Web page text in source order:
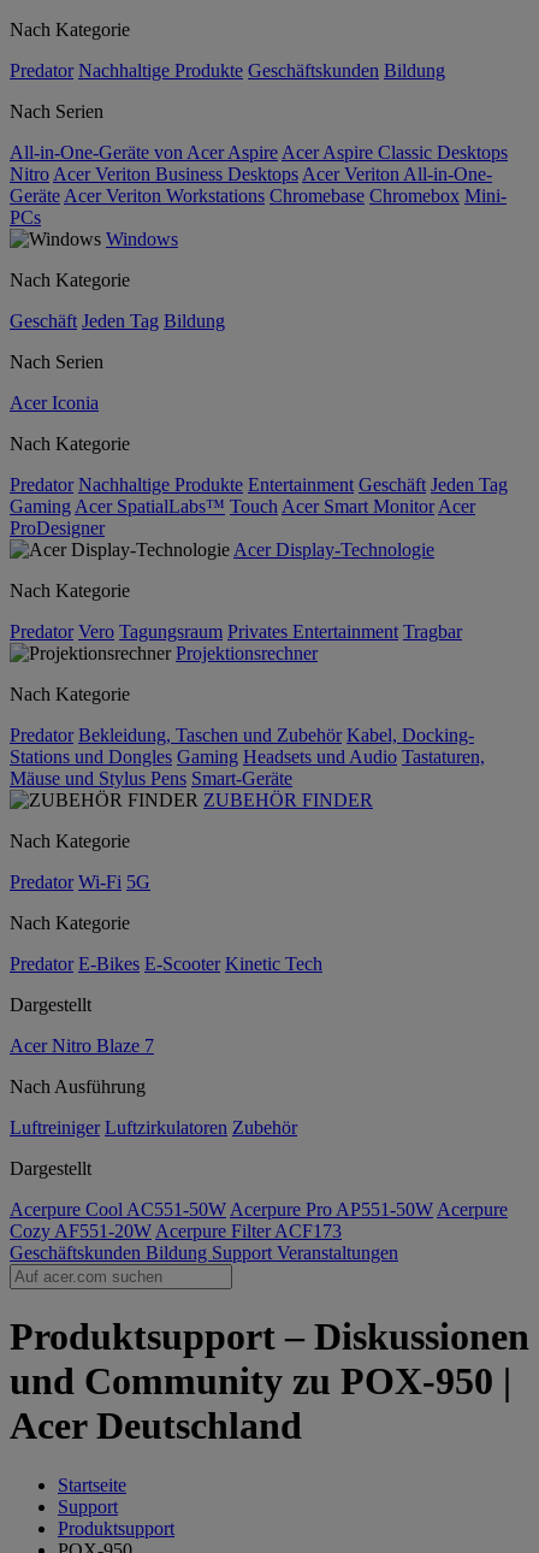
Nach Kategorie
Predator Nachhaltige Produkte Geschäftskunden Bildung
Nach Serien
All-in-One-Geräte von Acer Aspire Acer Aspire Classic Desktops
Nitro Acer Veriton Business Desktops Acer Veriton All-in-One-
Geräte Acer Veriton Workstations Chromebase Chromebox Mini-
PCs
Windows
Nach Kategorie
Geschäft Jeden Tag Bildung
Nach Serien
Acer Iconia
Nach Kategorie
Predator Nachhaltige Produkte Entertainment Geschäft Jeden Tag
Gaming Acer SpatialLabs™ Touch Acer Smart Monitor Acer
ProDesigner
Acer Display-Technologie
Nach Kategorie
Predator Vero Tagungsraum Privates Entertainment Tragbar
Projektionsrechner
Nach Kategorie
Predator Bekleidung, Taschen und Zubehör Kabel, Docking-
Stations und Dongles Gaming Headsets und Audio Tastaturen,
Mäuse und Stylus Pens Smart-Geräte
ZUBEHÖR FINDER
Nach Kategorie
Predator Wi-Fi 5G
Nach Kategorie
Predator E-Bikes E-Scooter Kinetic Tech
Dargestellt
Acer Nitro Blaze 7
Nach Ausführung
Luftreiniger Luftzirkulatoren Zubehör
Dargestellt
Acerpure Cool AC551-50W Acerpure Pro AP551-50W Acerpure
Cozy AF551-20W Acerpure Filter ACF173
Geschäftskunden Bildung Support Veranstaltungen
Produktsupport – Diskussionen
und Community zu POX-950 |
Acer Deutschland
Startseite
Support
Produktsupport